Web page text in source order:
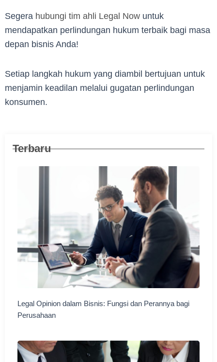
Segera hubungi tim ahli Legal Now untuk
mendapatkan perlindungan hukum terbaik bagi masa
depan bisnis Anda!
Setiap langkah hukum yang diambil bertujuan untuk
menjamin keadilan melalui gugatan perlindungan
konsumen.
Terbaru
Legal Opinion dalam Bisnis: Fungsi dan Perannya bagi
Perusahaan